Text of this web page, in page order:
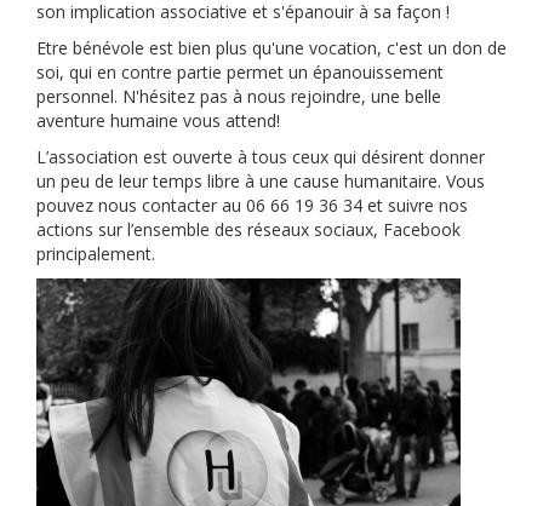
son implication associative et s'épanouir à sa façon !
Etre bénévole est bien plus qu'une vocation, c'est un don de
soi, qui en contre partie permet un épanouissement
personnel. N'hésitez pas à nous rejoindre, une belle
aventure humaine vous attend!
L’association est ouverte à tous ceux qui désirent donner
un peu de leur temps libre à une cause humanitaire. Vous
pouvez nous contacter au 06 66 19 36 34 et suivre nos
actions sur l’ensemble des réseaux sociaux, Facebook
principalement.